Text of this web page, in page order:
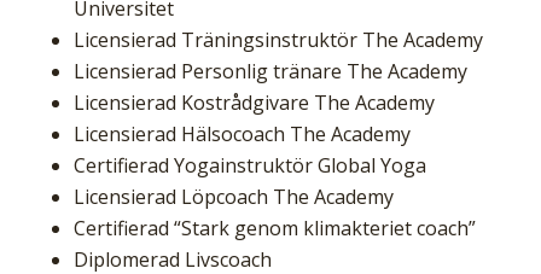
Universitet
Licensierad Träningsinstruktör The Academy
Licensierad Personlig tränare The Academy
Licensierad Kostrådgivare The Academy
Licensierad Hälsocoach The Academy
Certifierad Yogainstruktör Global Yoga
Licensierad Löpcoach The Academy
Certifierad “Stark genom klimakteriet coach”
Diplomerad Livscoach